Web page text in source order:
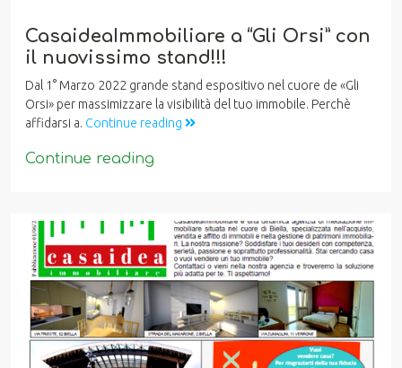
CasaideaImmobiliare a “Gli Orsi” con
il nuovissimo stand!!!
Dal 1° Marzo 2022 grande stand espositivo nel cuore de «Gli
Orsi» per massimizzare la visibilità del tuo immobile. Perchè
affidarsi a. Continue reading
Continue reading